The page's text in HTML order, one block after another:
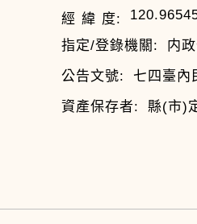
經 緯 度:
指定/登錄機關:
内
公告文號:
七四臺內
資產保存者:
縣(市)